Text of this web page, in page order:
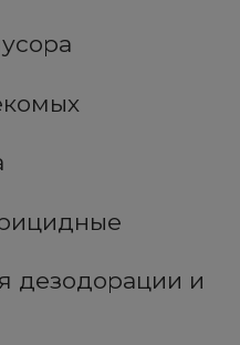
дезодорации и